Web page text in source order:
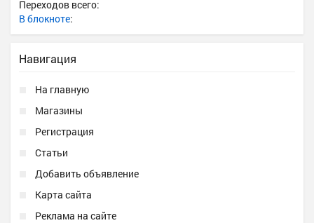
Переходов всего:
В блокноте:
Навигация
На главную
Магазины
Регистрация
Статьи
Добавить объявление
Карта сайта
Реклама на сайте